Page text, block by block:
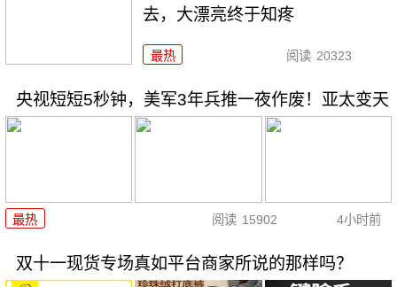
去，大漂亮终于知疼
最热 阅读 20323
央视短短5秒钟，美军3年兵推一夜作废！亚太变天
最热 阅读 15902 4小时前
双十一现货专场真如平台商家所说的那样吗？